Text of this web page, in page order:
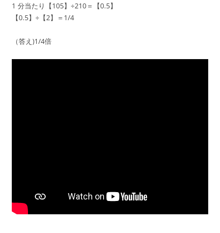
1 分当たり【105】÷210＝【0.5】
【0.5】÷【2】＝1/4
（答え)1/4倍